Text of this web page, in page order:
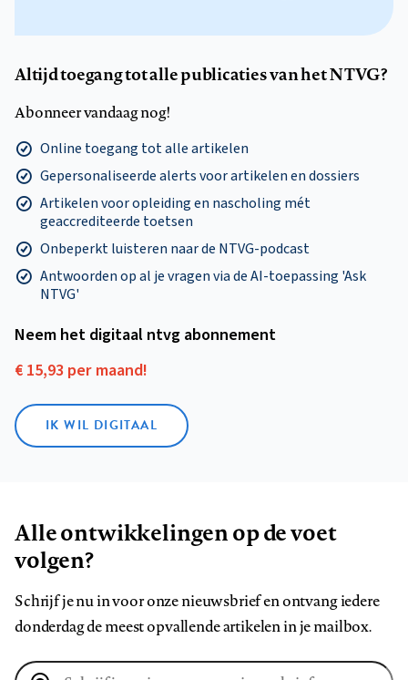
Altijd toegang tot alle publicaties van het NTVG?
Abonneer vandaag nog!
Online toegang tot alle artikelen
Gepersonaliseerde alerts voor artikelen en dossiers
Artikelen voor opleiding en nascholing mét
geaccrediteerde toetsen
Onbeperkt luisteren naar de NTVG-podcast
Antwoorden op al je vragen via de AI-toepassing 'Ask
NTVG'
Neem het digitaal ntvg abonnement
€ 15,93 per maand!
IK WIL DIGITAAL
Alle ontwikkelingen op de voet
volgen?
Schrijf je nu in voor onze nieuwsbrief en ontvang iedere
donderdag de meest opvallende artikelen in je mailbox.